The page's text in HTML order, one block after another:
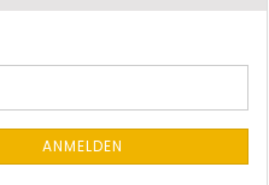
ANMELDEN